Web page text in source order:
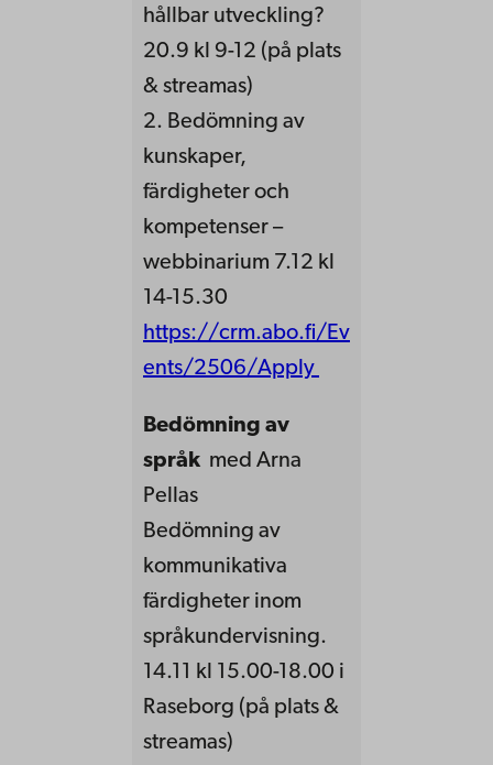
hållbar utveckling?
20.9 kl 9-12 (på plats
& streamas)
2. Bedömning av
kunskaper,
färdigheter och
kompetenser –
webbinarium 7.12 kl
14-15.30
https://crm.abo.fi/Ev
ents/2506/Apply
Bedömning av
språk med Arna
Pellas
Bedömning av
kommunikativa
färdigheter inom
språkundervisning.
14.11 kl 15.00-18.00 i
Raseborg (på plats &
streamas)